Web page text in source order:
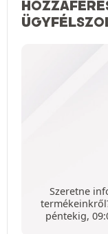
Szeretne
péntekig,